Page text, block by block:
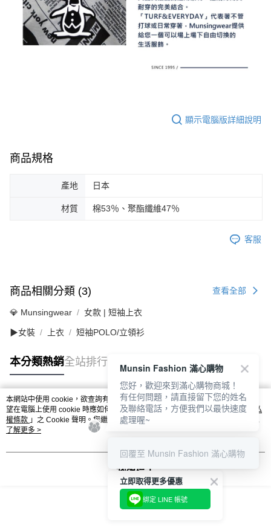
顯示電腦版詳細說明
商品規格
產地 日本
材質 棉53％、聚酯纖維47％
客服
商品相關分類 (3) 查看全部
💎 Munsingwear 女款 | 短袖上衣
▶女裝 上衣 短袖POLO/立領衫
本分類熱銷全站排行
熱門標籤
本網站中使用 cookie，欲查詢有關本網站使用 cookie 方式之詳情，及若您不希
望在電腦上使用 cookie 時應如何變更電腦的 cookie 設定，請參閱本網站「
隱私
權條款 」之 Cookie 聲明。您繼續使用本網站即表示您同意本公司得按本網站使
用條款之 Cookie 聲明使用 cookie。
了解更多 >
我知道了
立即取得更多優惠
綁定 LINE 帳號
Munsin Fashion 滿心購物
您好，歡迎來到滿心購物商城！
有任何問題，請直接留下您的姓名
及聯絡電話，方便我們以最快速度
處理喔~
回覆至 Munsin Fashion 滿心購物